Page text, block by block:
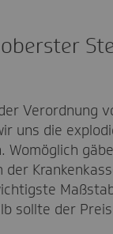
Verordnung
uns die
sollte der